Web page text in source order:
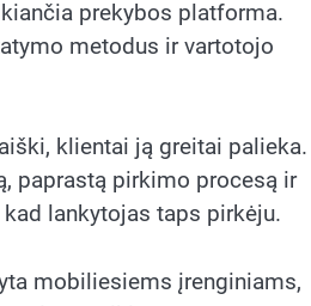
prekybos platforma.
metodus ir vartotojo
klientai ją greitai palieka.
paprastą pirkimo procesą ir
lankytojas taps pirkėju.
mobiliesiems įrenginiams,